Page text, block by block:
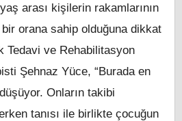
arası kişilerin rakamlarının
orana sahip olduğuna dikkat
Tedavi ve Rehabilitasyon
Şehnaz Yüce, “Burada en
Onların takibi
tanısı ile birlikte çocuğun